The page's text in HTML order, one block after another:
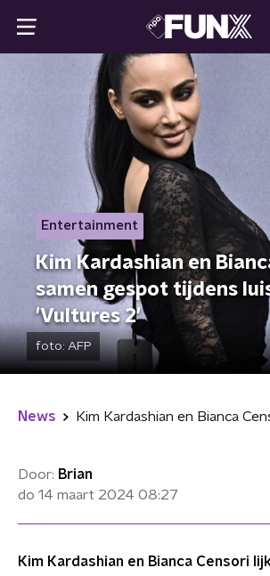
Entertainment
Kim Kardashian en
samen gespot tijdens
'Vultures 2'
foto: AFP
News
Door: Brian
do 14 maart 2024 08:27
Kim Kardashian en Bianca Censori